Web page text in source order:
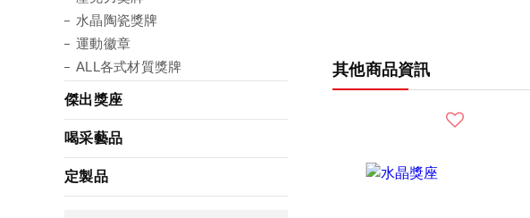
水晶陶瓷獎牌
運動徽章
ALL各式材質獎牌
傑出獎座
喝采藝品
定製品
其他商品資訊